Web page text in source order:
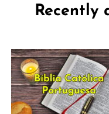
Recently
July